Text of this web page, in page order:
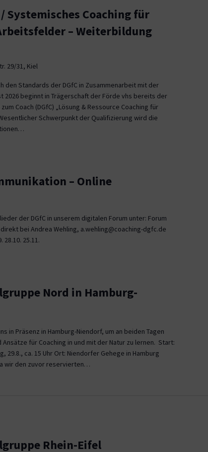
Systemisches Coaching für
– Weiterbildung
29/31, Kiel
den Standards der DGfC in Zusammenarbeit mit der
2026 beginnt in Trägerschaft der Förde vhs bereits der
Coach (DGfC) „Lösung & Ressource Coaching für
Schwerpunkt der Qualifizierung wird die
– Online
der DGfC in unserem digitalen Forum unter: Forum
bei Andrea Wehling, a.wehling@coaching-dgfc.de
28.10. 25.11.
Nord in Hamburg-
in Präsenz in Hamburg-Niendorf, um an beiden Tagen
für Coaching in und mit der Natur zu lernen. Start:
29.8., ca. 15 Uhr Ort: Niendorfer Gehege in Hamburg
wir den zuvor reservierten…
Rhein-Eifel